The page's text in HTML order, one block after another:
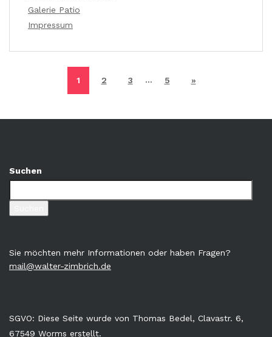
Galerie Patio
Impressum
1 2 3 … 5 »
Suchen
Sie möchten mehr Informationen oder haben Fragen?
mail@walter-zimbrich.de
SGVO: Diese Seite wurde von Thomas Bedel, Clavastr. 6,
67549 Worms erstellt.